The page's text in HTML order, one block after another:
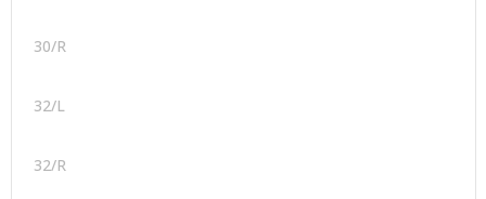
30/R
32/L
32/R